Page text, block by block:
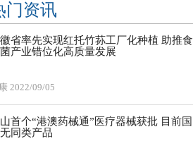
门资讯
省率先实现红托竹荪工厂化种植 助推
产业错位化高质量发展
2022/09/05
首个“港澳药械通”医疗器械获批 目前
同类产品